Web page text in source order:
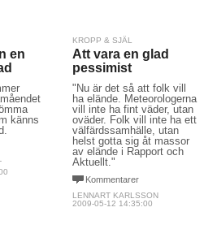
en
känns
KROPP & SJÄL
Att vara en glad
pessimist
"Nu är det så att folk vill
ha elände. Meteorologerna
vill inte ha fint väder, utan
oväder. Folk vill inte ha ett
välfärdssamhälle, utan
helst gotta sig åt massor
av elände i Rapport och
Aktuellt."
Kommentarer
LENNART KARLSSON
2009-05-12 14:35:00